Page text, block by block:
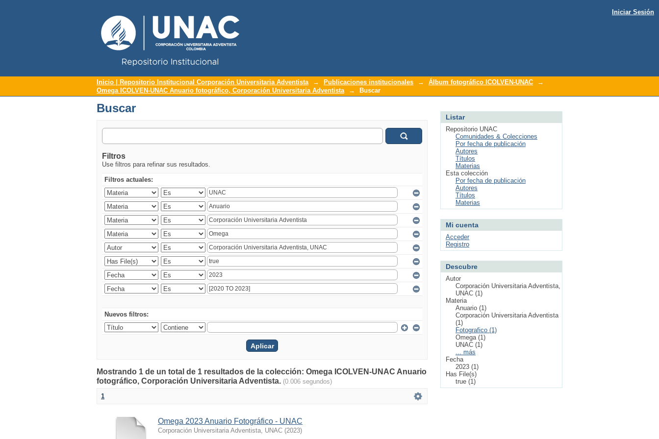
Buscar
Iniciar Sesión
Inicio | Repositorio Institucional Corporación Universitaria Adventista → Publicaciones institucionales → Álbum fotográfico ICOLVEN-UNAC
→
Omega ICOLVEN-UNAC Anuario fotográfico, Corporación Universitaria Adventista
→ Buscar
Buscar
Filtros
Use filtros para refinar sus resultados.
Filtros actuales:
Nuevos filtros:
Mostrando 1 de un total de 1 resultados de la colección: Omega ICOLVEN-UNAC Anuario
fotográfico, Corporación Universitaria Adventista. (0.006 segundos)
1
Omega 2023 Anuario Fotográfico - UNAC
Corporación Universitaria Adventista, UNAC (2023)
Listar
Repositorio UNAC
Comunidades & Colecciones
Por fecha de publicación
Autores
Títulos
Materias
Esta colección
Por fecha de publicación
Autores
Títulos
Materias
Mi cuenta
Acceder
Registro
Descubre
Autor
Corporación Universitaria Adventista,
UNAC (1)
Materia
Anuario (1)
Corporación Universitaria Adventista
(1)
Fotografico (1)
Omega (1)
UNAC (1)
... más
Fecha
2023 (1)
Has File(s)
true (1)